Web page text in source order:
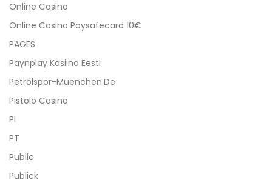
Online Casino
Online Casino Paysafecard 10€
PAGES
Paynplay Kasiino Eesti
Petrolspor-Muenchen.de
Pistolo Casino
Pl
PT
Public
Publick